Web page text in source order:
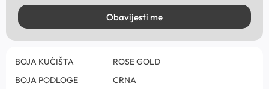
Obavijesti me
BOJA KUĆIŠTA
ROSE GOLD
BOJA PODLOGE
CRNA